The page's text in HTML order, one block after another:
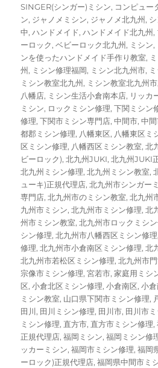
SINGER(シンガー)ミシン, コンピュー
ン, ジャノメミシン, ジャノメ北九州,
中,ハンドメイド,ハンドメイド北九州,
ーロック,ベビーロック北九州, ミシン,
ンを使ったハンドメイド手作り教室,
州, ミシン修理福岡, ミシン北九州市,
ミシン教室北九州, ミシン教室北九州市,
八幡店, ミシン生活小倉南本店, リッカ
ミシン, ロックミシン修理,下関ミシン
修理,下関市ミシン専門店,中間市,中
都郡ミシン修理, 八幡東区, 八幡東区ミ
区ミシン修理, 八幡西区ミシン教室,北
ビーロック),北九州JUKI,北九州JUKI
北九州ミシン修理,北九州ミシン教室,
ューキ)正規代理店,北九州市シンガー
専門店,北九州市のミシン教室,北九州
九州市ミシン,北九州市ミシン修理,北
州市ミシン教室,北九州市ロックミシ
シン修理,北九州市八幡西区ミシン修理
修理,北九州市小倉南区ミシン修理,北
北九州市若松区ミシン修理,北九州市
宗像市ミシン修理,宮若市,家庭用ミシ
区,小倉北区ミシン修理,小倉南区,小
ミシン教室, 山口県下関市ミシン修理,
田川, 田川ミシン修理, 田川市, 田川市
ミシン修理, 直方市, 直方市ミシン修理,
正規代理店,福岡ミシン,福岡ミシン修
ッカーミシン,福岡市ミシン修理,福岡
ーロック)正規代理店,福岡県中間市ミ